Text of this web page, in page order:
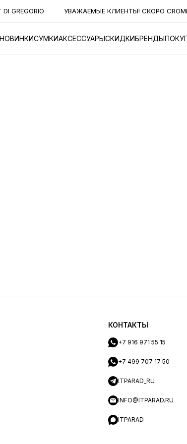
УВАЖАЕМЫЕ КЛИЕНТЫ! СКОРО
НОВИНКИСУМКИАКСЕССУАРЫСКИДКИБРЕНДЫ
КОНТАКТЫ
+7 916 971 55 15
+7 499 707 17 50
ITPARAD_RU
INFO@ITPARAD.RU
ITPARAD